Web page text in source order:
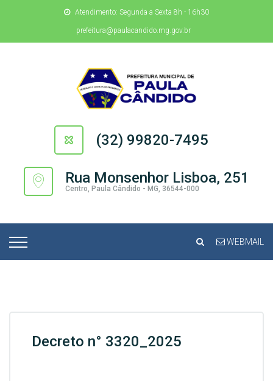
Atendimento: Segunda a Sexta 8h - 16h30
prefeitura@paulacandido.mg.gov.br
(32) 99820-7495
Rua Monsenhor Lisboa, 251
Centro, Paula Cândido - MG, 36544-000
WEBMAIL
Decreto n° 3320_2025